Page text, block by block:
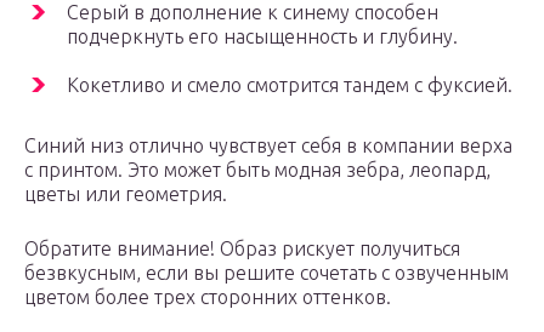
Серый в дополнение к синему способен
подчеркнуть его насыщенность и глубину.
Кокетливо и смело смотрится тандем с фуксией.
Синий низ отлично чувствует себя в компании верха
с принтом. Это может быть модная зебра, леопард,
цветы или геометрия.
Обратите внимание! Образ рискует получиться
безвкусным, если вы решите сочетать с озвученным
цветом более трех сторонних оттенков.